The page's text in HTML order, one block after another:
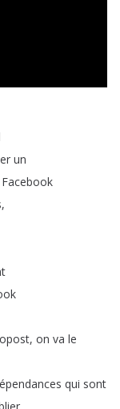
un
Facebook
,
, on va le
qui sont